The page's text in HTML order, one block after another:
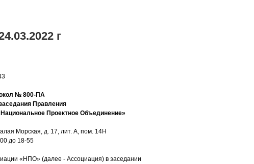
г
№ 800-ПА
Правления
Проектное Объединение»
Морская, д. 17, лит. А, пом. 14Н
до 18-55
«НПО» (далее - Ассоциация) в заседании